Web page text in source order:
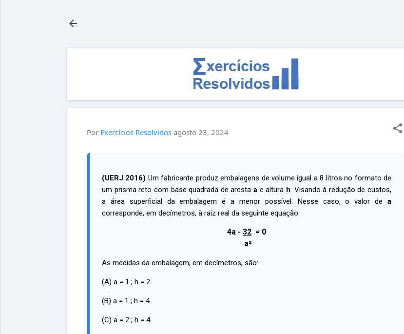
Por Exercícios Resolvidos agosto 23, 2024
(UERJ 2016) Um fabricante produz embalagens de volume igual a 8 litros no formato de
um prisma reto com base quadrada de aresta a e altura h. Visando à redução de custos,
a área superficial da embalagem é a menor possível. Nesse caso, o valor de a
corresponde, em decímetros, à raiz real da seguinte equação:
4a - 32 = 0
a²
As medidas da embalagem, em decímetros, são:
(A) a = 1 ; h = 2
(B) a = 1 ; h = 4
(C) a = 2 ; h = 4